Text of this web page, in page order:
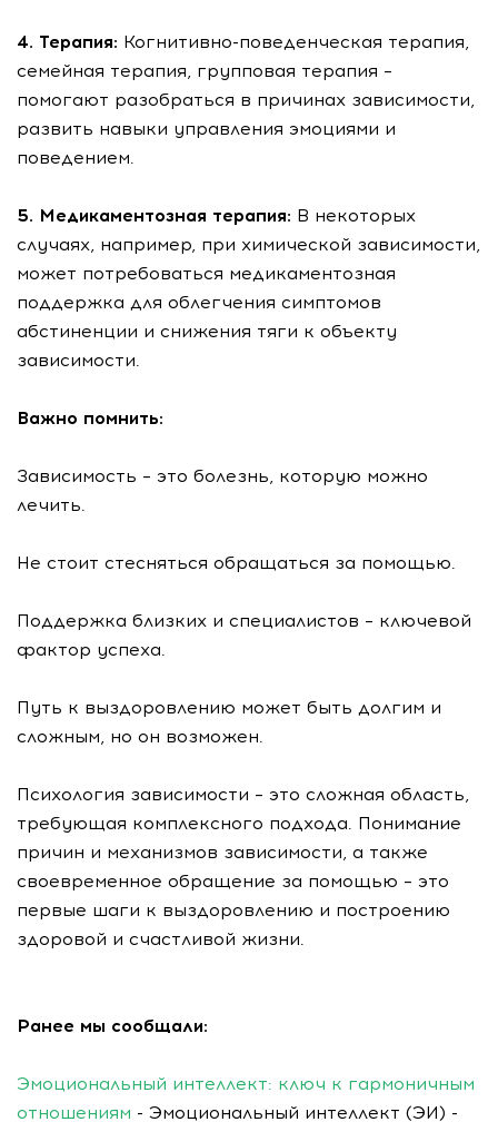
4. Терапия: Когнитивно-поведенческая терапия,
семейная терапия, групповая терапия –
помогают разобраться в причинах зависимости,
развить навыки управления эмоциями и
поведением.
5. Медикаментозная терапия: В некоторых
случаях, например, при химической зависимости,
может потребоваться медикаментозная
поддержка для облегчения симптомов
абстиненции и снижения тяги к объекту
зависимости.
Важно помнить:
Зависимость – это болезнь, которую можно
лечить.
Не стоит стесняться обращаться за помощью.
Поддержка близких и специалистов – ключевой
фактор успеха.
Путь к выздоровлению может быть долгим и
сложным, но он возможен.
Психология зависимости – это сложная область,
требующая комплексного подхода. Понимание
причин и механизмов зависимости, а также
своевременное обращение за помощью – это
первые шаги к выздоровлению и построению
здоровой и счастливой жизни.
Ранее мы сообщали:
Эмоциональный интеллект: ключ к гармоничным
отношениям - Эмоциональный интеллект (ЭИ) -